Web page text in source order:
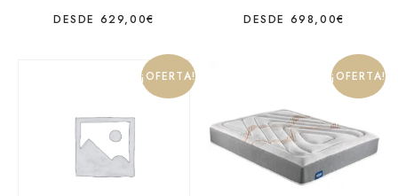
DESDE 629,00€
DESDE 698,00€
¡OFERTA! ¡OFERTA!